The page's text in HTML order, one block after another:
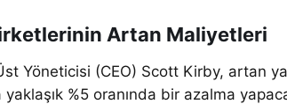
Artan Maliyetleri
Yöneticisi (CEO) Scott Kirby, artan
%5 oranında bir azalma